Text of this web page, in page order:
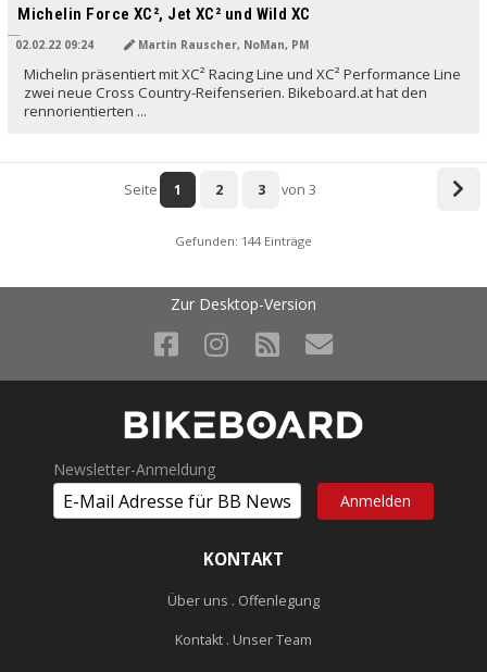
Michelin Force XC², Jet XC² und Wild XC
02.02.22 09:24 Martin Rauscher, NoMan, PM
Michelin präsentiert mit XC² Racing Line und XC² Performance Line
zwei neue Cross Country-Reifenserien. Bikeboard.at hat den
rennorientierten ...
Seite 1 2 3 von 3
Gefunden: 144 Einträge
Zur Desktop-Version
Newsletter-Anmeldung
KONTAKT
Über uns . Offenlegung
Kontakt . Unser Team